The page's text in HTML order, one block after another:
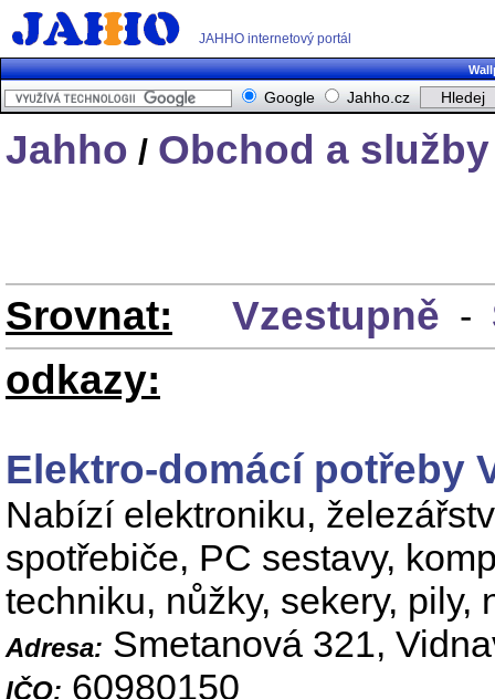
JAHHO internetový portál
Google Jahho.cz
Jahho / Obchod a služby
Srovnat: Vzestupně -
odkazy:
Elektro-domácí potřeby
Nabízí elektroniku,
spotřebiče, PC sestavy,
techniku, nůžky, sekery, pily,
Adresa: Smetanová 321,
IČO: 60980150